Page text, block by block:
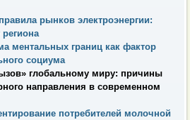
рынков электроэнергии:
ментальных границ как фактор
социума
глобальному миру: причины
направления в современном
потребителей молочной